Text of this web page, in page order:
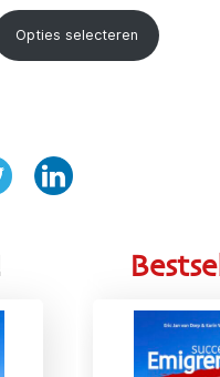
Opties selecteren